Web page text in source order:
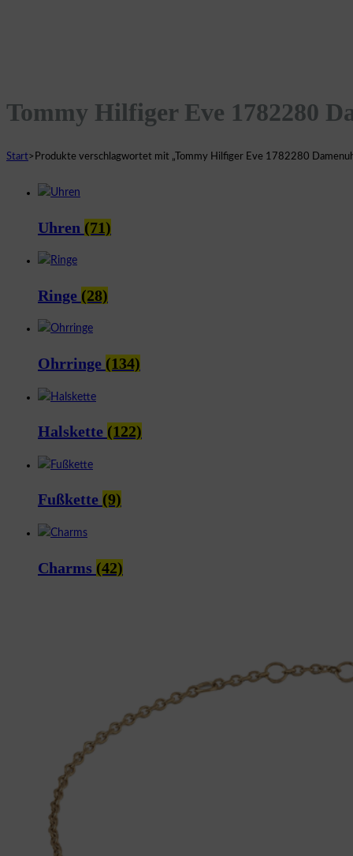
Tommy Hilfiger Eve 1782280
Start> Produkte verschlagwortet mit „Tommy Hilfiger Eve 1782280
Uhren (71)
Ringe (28)
Ohrringe (134)
Halskette (122)
Fußkette (9)
Charms (42)